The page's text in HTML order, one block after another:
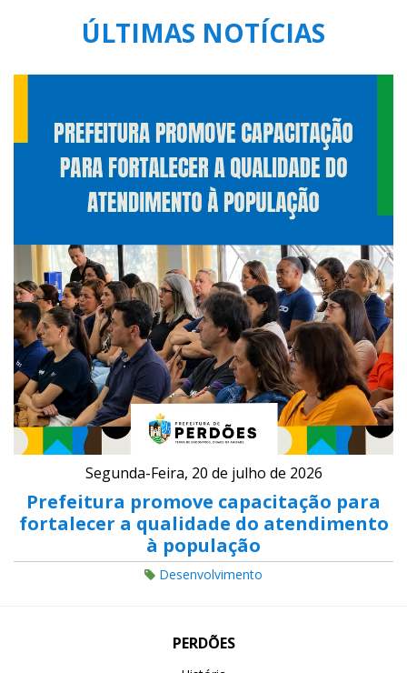
ÚLTIMAS NOTÍCIAS
Segunda-Feira, 20 de julho de 2026
Prefeitura promove capacitação para
fortalecer a qualidade do atendimento
à população
Desenvolvimento
PERDÕES